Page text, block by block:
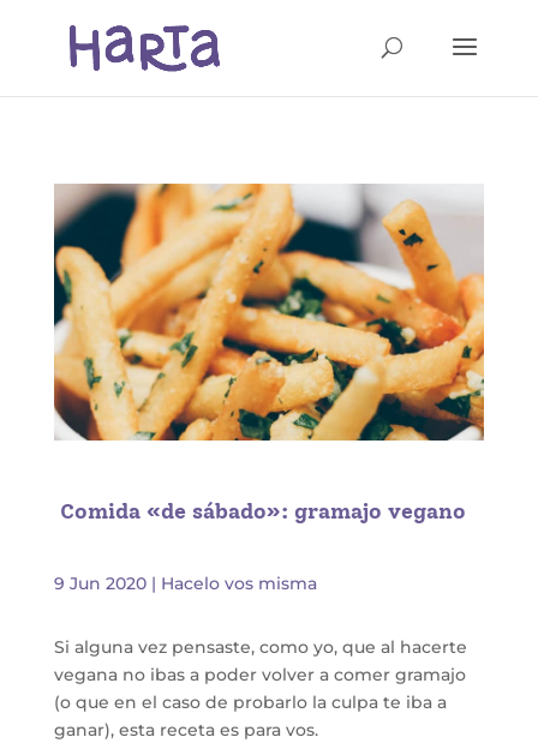
Comida «de sábado»: gramajo vegano
9 Jun 2020| Hacelo vos misma
Si alguna vez pensaste, como yo, que al hacerte
vegana no ibas a poder volver a comer gramajo
(o que en el caso de probarlo la culpa te iba a
ganar), esta receta es para vos.